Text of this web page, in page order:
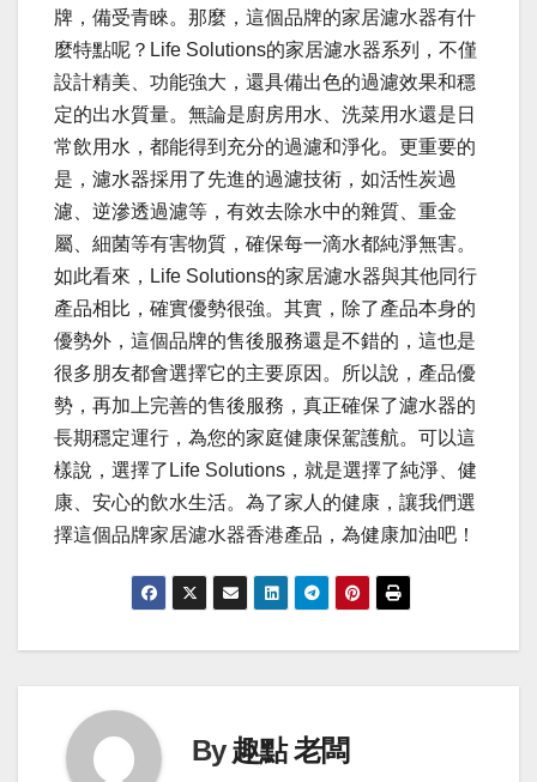
牌，備受青睞。那麼，這個品牌的家居濾水器有什
麼特點呢？Life Solutions的家居濾水器系列，不僅
設計精美、功能強大，還具備出色的過濾效果和穩
定的出水質量。無論是廚房用水、洗菜用水還是日
常飲用水，都能得到充分的過濾和淨化。更重要的
是，濾水器採用了先進的過濾技術，如活性炭過
濾、逆滲透過濾等，有效去除水中的雜質、重金
屬、細菌等有害物質，確保每一滴水都純淨無害。
如此看來，Life Solutions的家居濾水器與其他同行
產品相比，確實優勢很強。其實，除了產品本身的
優勢外，這個品牌的售後服務還是不錯的，這也是
很多朋友都會選擇它的主要原因。所以說，產品優
勢，再加上完善的售後服務，真正確保了濾水器的
長期穩定運行，為您的家庭健康保駕護航。可以這
樣說，選擇了Life Solutions，就是選擇了純淨、健
康、安心的飲水生活。為了家人的健康，讓我們選
擇這個品牌家居濾水器香港產品，為健康加油吧！
By趣點 老闆